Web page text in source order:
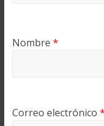
Nombre *
Correo electrónico *